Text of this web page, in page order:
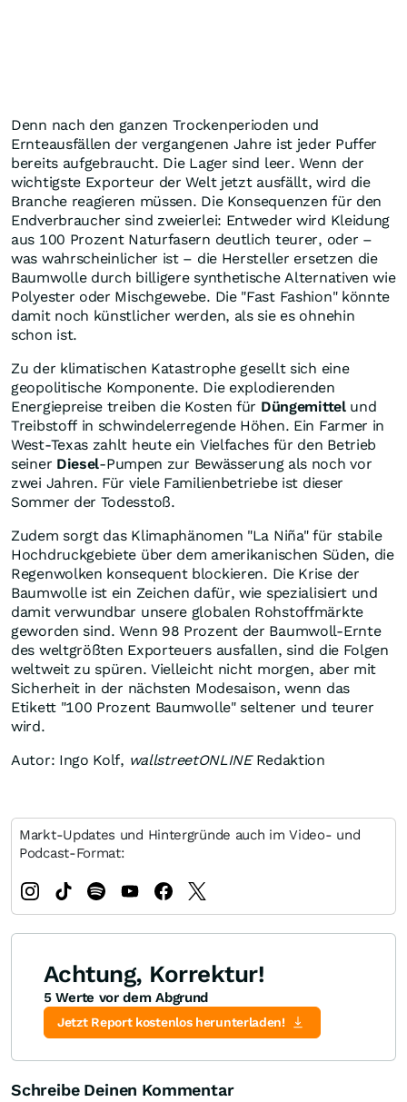
Denn nach den ganzen Trockenperioden und
Ernteausfällen der vergangenen Jahre ist jeder Puffer
bereits aufgebraucht. Die Lager sind leer. Wenn der
wichtigste Exporteur der Welt jetzt ausfällt, wird die
Branche reagieren müssen. Die Konsequenzen für den
Endverbraucher sind zweierlei: Entweder wird Kleidung
aus 100 Prozent Naturfasern deutlich teurer, oder –
was wahrscheinlicher ist – die Hersteller ersetzen die
Baumwolle durch billigere synthetische Alternativen wie
Polyester oder Mischgewebe. Die "Fast Fashion" könnte
damit noch künstlicher werden, als sie es ohnehin
schon ist.
Zu der klimatischen Katastrophe gesellt sich eine
geopolitische Komponente. Die explodierenden
Energiepreise treiben die Kosten für Düngemittelund
Treibstoff in schwindelerregende Höhen. Ein Farmer in
West-Texas zahlt heute ein Vielfaches für den Betrieb
seiner Diesel-Pumpen zur Bewässerung als noch vor
zwei Jahren. Für viele Familienbetriebe ist dieser
Sommer der Todesstoß.
Zudem sorgt das Klimaphänomen "La Niña" für stabile
Hochdruckgebiete über dem amerikanischen Süden, die
Regenwolken konsequent blockieren. Die Krise der
Baumwolle ist ein Zeichen dafür, wie spezialisiert und
damit verwundbar unsere globalen Rohstoffmärkte
geworden sind. Wenn 98 Prozent der Baumwoll-Ernte
des weltgrößten Exporteuers ausfallen, sind die Folgen
weltweit zu spüren. Vielleicht nicht morgen, aber mit
Sicherheit in der nächsten Modesaison, wenn das
Etikett "100 Prozent Baumwolle" seltener und teurer
wird.
Autor: Ingo Kolf, wallstreetONLINERedaktion
Markt-Updates und Hintergründe auch im Video- und
Podcast-Format:
Achtung, Korrektur!
5 Werte vor dem Abgrund
Jetzt Report kostenlos herunterladen!
Schreibe Deinen Kommentar